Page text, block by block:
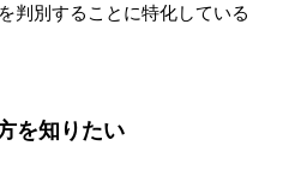
判別することに特化している
を知りたい